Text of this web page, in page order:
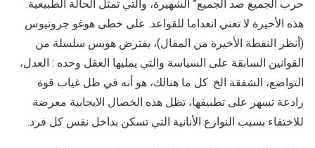
حرب الجميع ضد الجميع” الشهيرة، والتي تمثل الحالة الطبيعية.
هذه الأخيرة لا تعني انعداما للقواعد. على خطى هوغو جروتيوس
(أنظر النقطة الأخيرة من المقال)، يفترض هوبس سلسلة من
القوانين السابقة على السياسة والتي يمليها العقل وحده : العدل،
التواضع، الشفقة الخ. كل ما هنالك، هو أنه في ظل غياب قوة
رادعة تسهر على تطبيقها، تظل هذه الخصال الايجابية معرضة
للاختفاء بسبب النوازع الأنانية التي تسكن بداخل نفس كل فرد.